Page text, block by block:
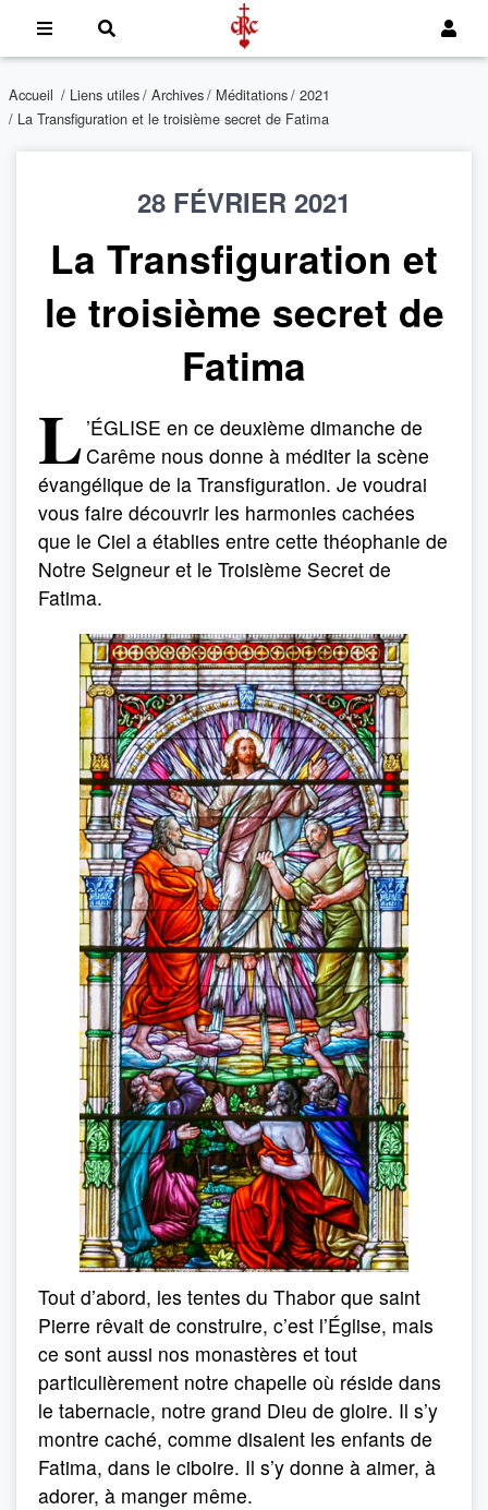
Accueil / Liens utiles/ Archives/ Méditations/ 2021
/ La Transfiguration et le troisième secret de Fatima
28 FÉVRIER 2021
La Transfiguration et
le troisième secret de
Fatima
L ’ÉGLISE en ce deuxième dimanche de
Carême nous donne à méditer la scène
évangélique de la Transfiguration. Je voudrai
vous faire découvrir les harmonies cachées
que le Ciel a établies entre cette théophanie de
Notre Seigneur et le Troisième Secret de
Fatima.
Tout d’abord, les tentes du Thabor que saint
Pierre rêvait de construire, c’est l’Église, mais
ce sont aussi nos monastères et tout
particulièrement notre chapelle où réside dans
le tabernacle, notre grand Dieu de gloire. Il s’y
montre caché, comme disaient les enfants de
Fatima, dans le ciboire. Il s’y donne à aimer, à
adorer, à manger même.